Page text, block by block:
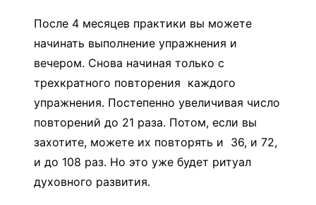
После 4 месяцев практики вы можете
начинать выполнение упражнения и
вечером. Снова начиная только с
трехкратного повторения каждого
упражнения. Постепенно увеличивая число
повторений до 21 раза. Потом, если вы
захотите, можете их повторять и 36, и 72,
и до 108 раз. Но это уже будет ритуал
духовного развития.